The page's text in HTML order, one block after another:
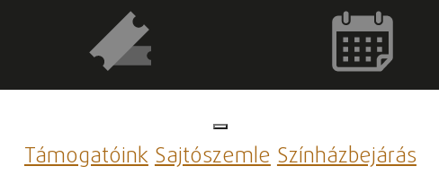
TámogatóinkSajtószemleSzínházbejárás